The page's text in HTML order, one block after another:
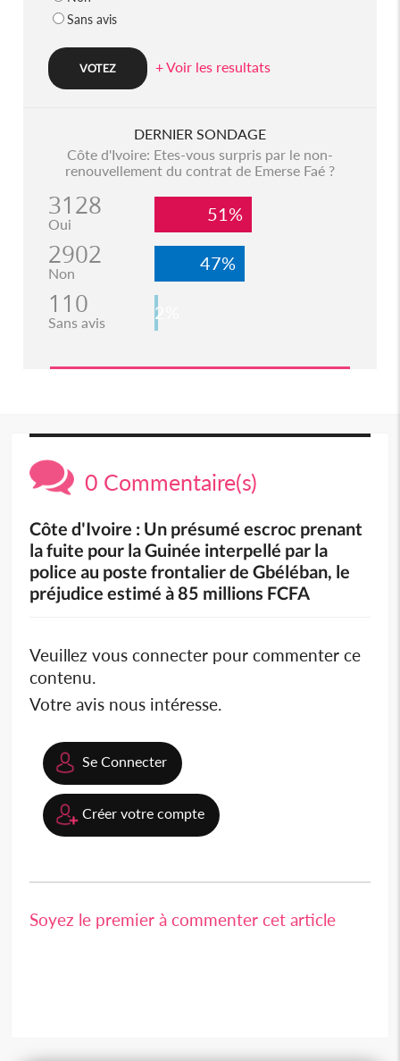
Sans avis
+ Voir les resultats
DERNIER SONDAGE
Côte d'Ivoire: Etes-vous surpris par le non-
renouvellement du contrat de Emerse Faé ?
3128
Oui 51%
2902
Non 47%
110
Sans avis 2%
0 Commentaire(s)
Côte d'Ivoire : Un présumé escroc prenant
la fuite pour la Guinée interpellé par la
police au poste frontalier de Gbéléban, le
préjudice estimé à 85 millions FCFA
Veuillez vous connecter pour commenter ce
contenu.
Votre avis nous intéresse.
Se Connecter
Créer votre compte
Soyez le premier à commenter cet article